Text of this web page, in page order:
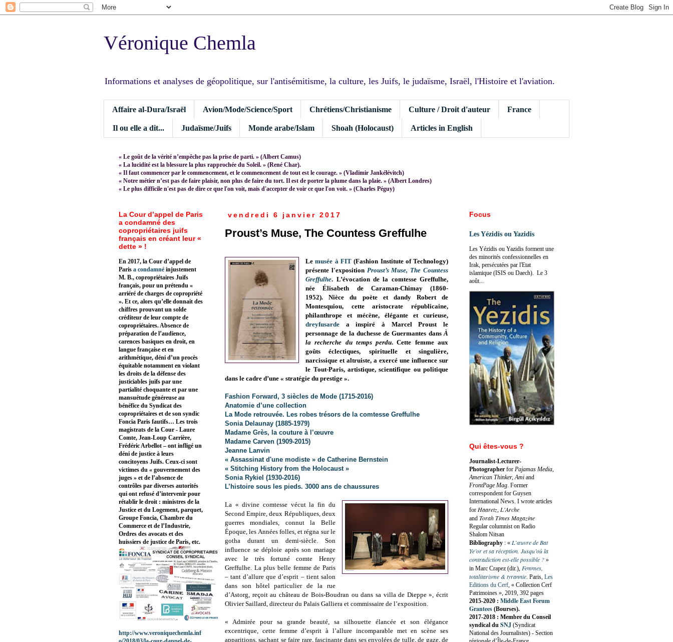
Véronique Chemla
Informations et analyses de géopolitique, sur l'antisémitisme, la culture, les Juifs, le judaïsme, Israël, l'Histoire et l'aviation.
Affaire al-Dura/Israël Avion/Mode/Science/Sport Chrétiens/Christianisme Culture / Droit d'auteur France
Il ou elle a dit... Judaïsme/Juifs Monde arabe/Islam Shoah (Holocaust) Articles in English
« Le goût de la vérité n’empêche pas la prise de parti. » (Albert Camus)
« La lucidité est la blessure la plus rapprochée du Soleil. » (René Char).
« Il faut commencer par le commencement, et le commencement de tout est le courage. » (Vladimir Jankélévitch)
« Notre métier n’est pas de faire plaisir, non plus de faire du tort. Il est de porter la plume dans la plaie. » (Albert Londres)
« Le plus difficile n'est pas de dire ce que l'on voit, mais d'accepter de voir ce que l'on voit. » (Charles Péguy)
vendredi 6 janvier 2017
Proust’s Muse, The Countess Greffulhe
Lemusée à FIT(Fashion Institute of Technology)
présente l'exposition Proust’s Muse, The Countess
Greffulhe. L’évocation de la comtesse Greffulhe,
née Élisabeth de Caraman-Chimay (1860-
1952). Nièce du poète et dandy Robert de
Montesquiou, cette aristocrate républicaine,
philanthrope et mécène, élégante et curieuse,
dreyfusarde a inspiré à Marcel Proust le
personnage de la duchesse de Guermantes dansÀ
la recherche du temps perdu. Cette femme aux
goûts éclectiques, spirituelle et singulière,
narcissique et altruiste, a exercé une influence sur
le Tout-Paris, artistique, scientifique ou politique
dans le cadre d’une « stratégie du prestige ».
Fashion Forward, 3 siècles de Mode (1715-2016)
Anatomie d’une collection
La Mode retrouvée. Les robes trésors de la comtesse Greffulhe
Sonia Delaunay (1885-1979)
Madame Grès, la couture à l’œuvre
Madame Carven (1909-2015)
Jeanne Lanvin
« Assassinat d'une modiste » de Catherine Bernstein
« Stitching History from the Holocaust »
Sonia Rykiel (1930-2016)
L’histoire sous les pieds. 3000 ans de chaussures
La « divine comtesse vécut la fin du
Second Empire, deux Républiques, deux
guerres mondiales, connut la Belle
Époque, les Années folles, et régna sur le
gotha durant un demi-siècle. Son
influence se déploie après son mariage
avec le très fortuné comte Henry
Greffulhe. La plus belle femme de Paris
– tant d’allure que d’esprit – tient salon
dans son hôtel particulier de la rue
d’Astorg, reçoit au château de Bois-Boudran ou dans sa villa de Dieppe », écrit
Olivier Saillard, directeur du Palais Galliera et commissaire de l’exposition.
« Admirée pour sa grande beauté, sa silhouette élancée et son élégance
excentrique, cette femme d’esprit à l’allure incomparable met en scène ses
apparitions, sachant se faire rare, fascinante dans ses envolées de tulle, de gaze, de
La Cour d’appel de Paris
a condamné des
copropriétaires juifs
français en créant leur «
dette » !
En 2017, la Cour d’appel de
Paris a condamné injustement
M. B., copropriétaires Juifs
français, pour un prétendu «
arriéré de charges de copropriété
». Et ce, alors qu’elle donnait des
chiffres prouvant un solde
créditeur de leur compte de
copropriétaires. Absence de
préparation de l’audience,
carences basiques en droit, en
langue française et en
arithmétique, déni d’un procès
équitable notamment en violant
les droits de la défense des
justiciables juifs par une
partialité choquante et par une
mansuétude généreuse au
bénéfice du Syndicat des
copropriétaires et de son syndic
Foncia Paris fautifs… Les trois
magistrats de la Cour - Laure
Comte, Jean-Loup Carrière,
Frédéric Arbellot – ont infligé un
déni de justice à leurs
concitoyens Juifs. Ceux-ci sont
victimes du « gouvernement des
juges » et de l’absence de
contrôles par diverses autorités
qui ont refusé d’intervenir pour
rétablir le droit : ministres de la
Justice et du Logement, parquet,
Groupe Foncia, Chambre du
Commerce et de l’Industrie,
Ordres des avocats et des
huissiers de justice de Paris, etc.
http://www.veroniquechemla.inf
Focus
Les Yézidis ou Yazidis
Les Yézidis ou Yazidis forment une
des minorités confessionnelles en
Irak, persécutées par l'Etat
islamique (ISIS ou Daech). Le 3
août...
Qui êtes-vous ?
Journalist-Lecturer-
Photographer for Pajamas Media,
American Thinker, Ami and
FrontPage Mag. Former
correspondent for Guysen
International News. I wrote articles
for Haaretz, L'Arche
and Torah Times Magazine
Regular columnist on Radio
Shalom Nitsan
Bibliography : « L’œuvre de Bat
Ye’or et sa réception. Jusqu’où la
contradiction est-elle possible ? »
in Marc Crapez (dir.), Femmes,
totalitarisme & tyrannie. Paris, Les
Editions du Cerf, « Collection Cerf
Patrimoines », 2019, 392 pages
2015-2020 : Middle East Forum
Grantees (Bourses).
2017-2018 : Membre du Conseil
syndical du SNJ (Syndicat
National des Journalistes) - Section